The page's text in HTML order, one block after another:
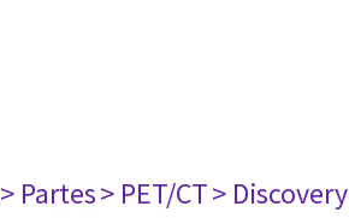
> Partes> PET/CT>